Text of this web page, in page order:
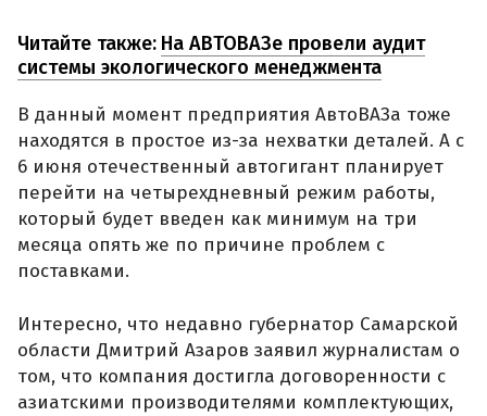
Читайте также: На АВТОВАЗе провели аудит
системы экологического менеджмента
В данный момент предприятия АвтоВАЗа тоже
находятся в простое из-за нехватки деталей. А с
6 июня отечественный автогигант планирует
перейти на четырехдневный режим работы,
который будет введен как минимум на три
месяца опять же по причине проблем с
поставками.
Интересно, что недавно губернатор Самарской
области Дмитрий Азаров заявил журналистам о
том, что компания достигла договоренности с
азиатскими производителями комплектующих,